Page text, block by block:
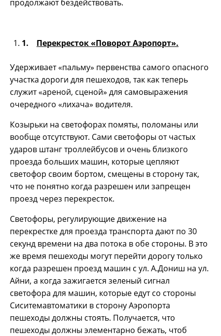
продолжают бездействовать.
1. Перекресток «Поворот Аэропорт».
Удерживает «пальму» первенства самого опасного
участка дороги для пешеходов, так как теперь
служит «ареной, сценой» для самовыражения
очередного «лихача» водителя.
Козырьки на светофорах помяты, поломаны или
вообще отсутствуют. Сами светофоры от частых
ударов штанг троллейбусов и очень близкого
проезда больших машин, которые цепляют
светофор своим бортом, смещены в сторону так,
что не понятно когда разрешен или запрещен
проезд через перекресток.
Светофоры, регулирующие движение на
перекрестке для проезда транспорта дают по 30
секунд времени на два потока в обе стороны. В это
же время пешеходы могут перейти дорогу только
когда разрешен проезд машин с ул. А.Дониш на ул.
Айни, а когда зажигается зеленый сигнал
светофора для машин, которые едут со стороны
Сиситемавтоматики в сторону Аэропорта
пешеходы должны стоять. Получается, что
пешеходы должны элементарно бежать, чтоб